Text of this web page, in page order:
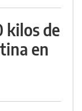
kilos de
en